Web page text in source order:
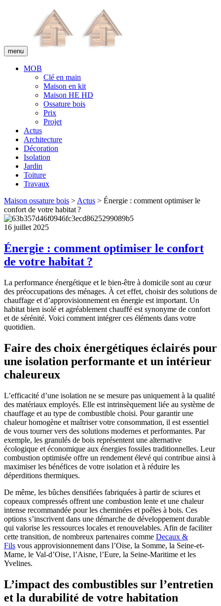
menu
MOB
Clé en main
Maison en kit
Maison HE HD
Ossature bois
Prix
Projet
Actus
Architecture
Décoration
Isolation
Jardin
Toiture
Travaux
Maison ossature bois > Actus > Énergie : comment optimiser le
confort de votre habitat ?
16 juillet 2025
Énergie : comment optimiser le confort
de votre habitat ?
La performance énergétique et le bien-être à domicile sont au cœur
des préoccupations des ménages. À cet effet, choisir des solutions de
chauffage et d’approvisionnement en énergie est important. Un
habitat bien isolé et agréablement chauffé est synonyme de confort
et de sérénité. Voici comment intégrer ces éléments dans votre
quotidien.
Faire des choix énergétiques éclairés pour
une isolation performante et un intérieur
chaleureux
L’efficacité d’une isolation ne se mesure pas uniquement à la qualité
des matériaux employés. Elle est intrinsèquement liée au système de
chauffage et au type de combustible choisi. Pour garantir une
chaleur homogène et maîtriser votre consommation, il est essentiel
de vous tourner vers des solutions modernes et performantes. Par
exemple, les granulés de bois représentent une alternative
écologique et économique aux énergies fossiles traditionnelles. Leur
combustion optimisée offre un rendement élevé qui contribue ainsi à
maximiser les bénéfices de votre isolation et à réduire les
déperditions thermiques.
De même, les bûches densifiées fabriquées à partir de sciures et
copeaux compressés offrent une combustion lente et une chaleur
intense recommandée pour les cheminées et poêles à bois. Ces
options s’inscrivent dans une démarche de développement durable
qui valorise les ressources locales et renouvelables. Afin de faciliter
cette transition, de nombreux partenaires comme Decaux &
Fils vous approvisionnement dans l’Oise, la Somme, la Seine-et-
Marne, le Val-d’Oise, l’Aisne, l’Eure, la Seine-Maritime et les
Yvelines.
L’impact des combustibles sur l’entretien
et la durabilité de votre habitation